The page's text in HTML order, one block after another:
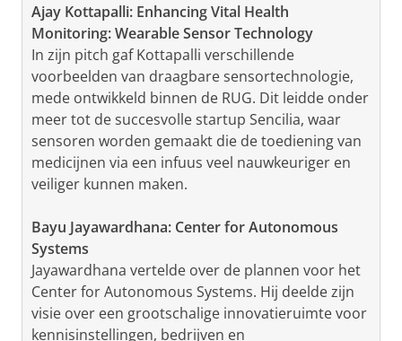
Ajay Kottapalli: Enhancing Vital Health
Monitoring: Wearable Sensor Technology
In zijn pitch gaf Kottapalli verschillende
voorbeelden van draagbare sensortechnologie,
mede ontwikkeld binnen de RUG. Dit leidde onder
meer tot de succesvolle startup Sencilia, waar
sensoren worden gemaakt die de toediening van
medicijnen via een infuus veel nauwkeuriger en
veiliger kunnen maken.
Bayu Jayawardhana: Center for Autonomous
Systems
Jayawardhana vertelde over de plannen voor het
Center for Autonomous Systems. Hij deelde zijn
visie over een grootschalige innovatieruimte voor
kennisinstellingen, bedrijven en